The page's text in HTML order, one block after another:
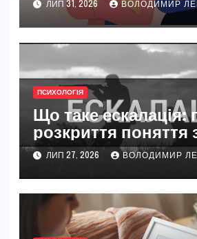
ЛИП 31, 2026 ВОЛОДИМИР
ПСИХОЛОГІЯ
Що таке ескалація:
розкриття поняття
прикладами
ЛИП 27, 2026 ВОЛОДИМИР